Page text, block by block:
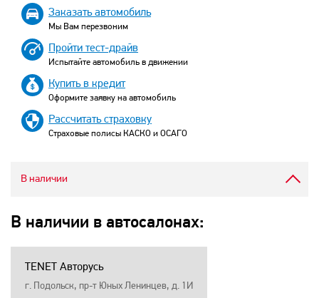
Заказать автомобиль
Мы Вам перезвоним
Пройти тест-драйв
Испытайте автомобиль в движении
Купить в кредит
Оформите заявку на автомобиль
Рассчитать страховку
Страховые полисы КАСКО и ОСАГО
В наличии
В наличии в автосалонах:
TENET Авторусь
г. Подольск, пр-т Юных Ленинцев, д. 1И